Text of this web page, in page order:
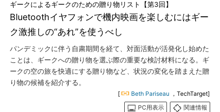
Bluetoothイヤフォンで機内映画を楽しむにはギー
ク激推しの“あれ”を使うべし
ギークによるギークのための贈り物リスト【第3回】
パンデミックに伴う自粛期間を経て、対面活動が活発化し始めた
ことは、ギークへの贈り物を選ぶ際の重要な検討材料になる。ギ
ークの空の旅を快適にする贈り物など、状況の変化を踏まえた贈
り物の候補を紹介する。
[ Beth Pariseau ，TechTarget]
PC用表示
関連情報